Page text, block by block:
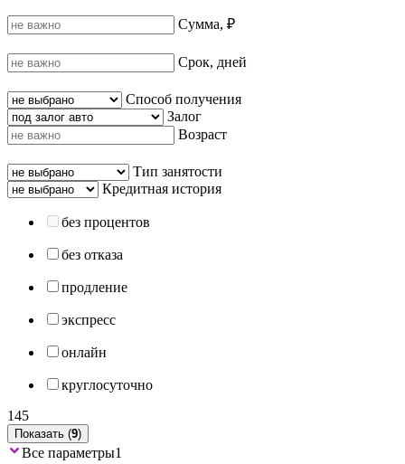
Сумма, ₽
Срок, дней
Способ получения
Залог
Возраст
Тип занятости
Кредитная история
без процентов
без отказа
продление
экспресс
онлайн
круглосуточно
145
Показать (9)
Все параметры1